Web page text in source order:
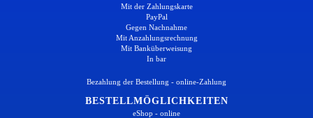
Mit der Zahlungskarte
PayPal
Gegen Nachnahme
Mit Anzahlungsrechnung
Mit Banküberweisung
In bar
Bezahlung der Bestellung - online-Zahlung
BESTELLMÖGLICHKEITEN
eShop - online